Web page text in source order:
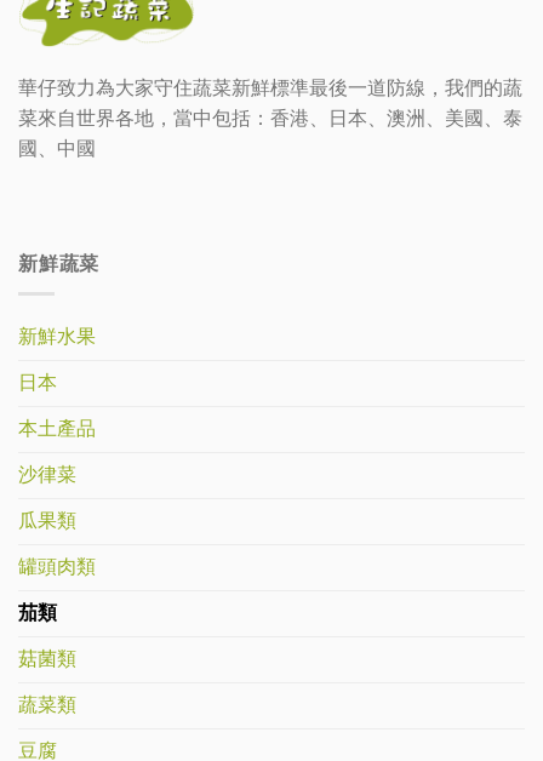
華仔致力為大家守住蔬菜新鮮標準最後一道防線，我們的蔬
菜來自世界各地，當中包括：香港、日本、澳洲、美國、泰
國、中國
新鮮蔬菜
新鮮水果
日本
本土產品
沙律菜
瓜果類
罐頭肉類
茄類
菇菌類
蔬菜類
豆腐